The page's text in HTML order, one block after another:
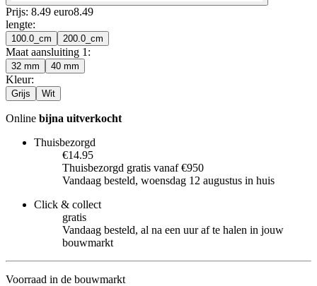
Prijs: 8.49 euro8.49
lengte:
100.0_cm 200.0_cm
Maat aansluiting 1 :
32 mm 40 mm
Kleur:
Grijs Wit
Online bijna uitverkocht
Thuisbezorgd
€14.95
Thuisbezorgd gratis vanaf €950
Vandaag besteld, woensdag 12 augustus in huis
Click & collect
gratis
Vandaag besteld, al na een uur af te halen in jouw
bouwmarkt
Voorraad in de bouwmarkt